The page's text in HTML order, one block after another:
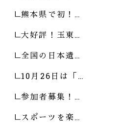
熊本県で初！…
大好評！玉東…
全国の日本遺…
10月26日は「…
参加者募集！…
スポーツを楽…